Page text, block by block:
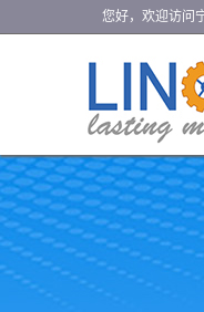
您好，欢迎访问